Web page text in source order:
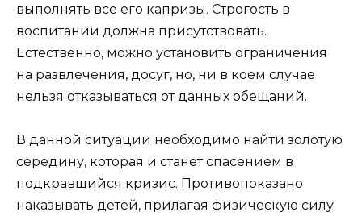
выполнять все его капризы. Строгость в
воспитании должна присутствовать.
Естественно, можно установить ограничения
на развлечения, досуг, но, ни в коем случае
нельзя отказываться от данных обещаний.
В данной ситуации необходимо найти золотую
середину, которая и станет спасением в
подкравшийся кризис. Противопоказано
наказывать детей, прилагая физическую силу.